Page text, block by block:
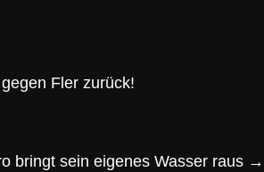
Fler zurück!
bringt sein eigenes Wasser raus →